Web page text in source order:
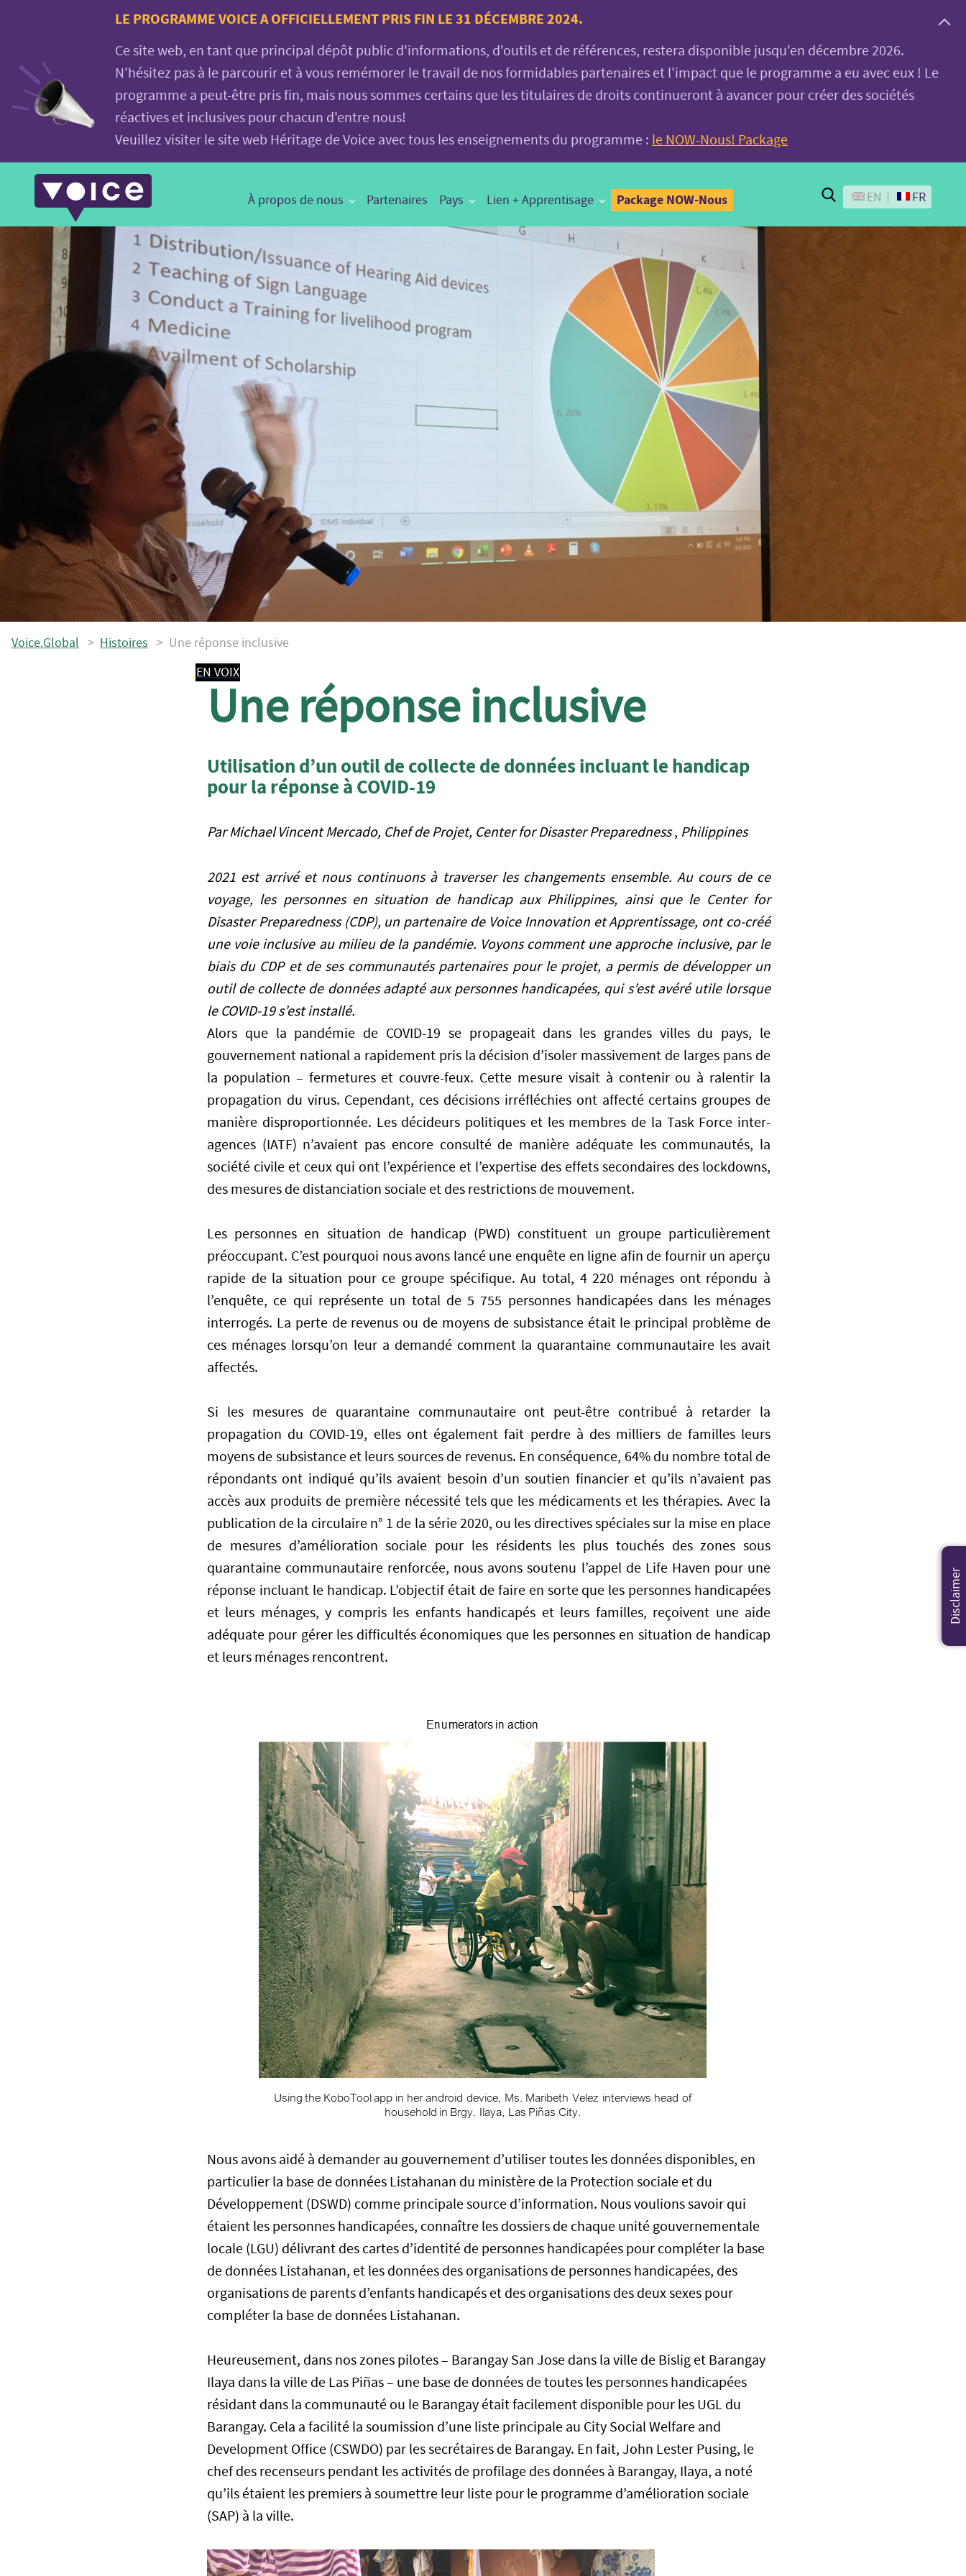
Voice.Global
website
LE PROGRAMME VOICE A OFFICIELLEMENT PRIS FIN LE 31 DÉCEMBRE 2024.
Ce site web, en tant que principal dépôt public d'informations, d'outils et de références, restera disponible jusqu'en décembre 2026.
N'hésitez pas à le parcourir et à vous remémorer le travail de nos formidables partenaires et l'impact que le programme a eu avec eux ! Le
programme a peut-être pris fin, mais nous sommes certains que les titulaires de droits continueront à avancer pour créer des sociétés
réactives et inclusives pour chacun d'entre nous!
Veuillez visiter le site web Héritage de Voice avec tous les enseignements du programme : le NOW-Nous! Package
Main
Navigation
À propos de nous Partenaires Pays Lien + Apprentisage Package NOW-Nous Search
EN FR
Voice.Global > Histoires > Une réponse inclusive
EN VOIX
Une réponse inclusive
Utilisation d’un outil de collecte de données incluant le handicap
pour la réponse à COVID-19
Par Michael Vincent Mercado, Chef de Projet, Center for Disaster Preparedness, Philippines
2021 est arrivé et nous continuons à traverser les changements ensemble. Au cours de ce
voyage, les personnes en situation de handicap aux Philippines, ainsi que le Center for
Disaster Preparedness (CDP), un partenaire de Voice Innovation et Apprentissage, ont co-créé
une voie inclusive au milieu de la pandémie. Voyons comment une approche inclusive, par le
biais du CDP et de ses communautés partenaires pour le projet, a permis de développer un
outil de collecte de données adapté aux personnes handicapées, qui s’est avéré utile lorsque
le COVID-19 s’est installé.
Alors que la pandémie de COVID-19 se propageait dans les grandes villes du pays, le
gouvernement national a rapidement pris la décision d’isoler massivement de larges pans de
la population – fermetures et couvre-feux. Cette mesure visait à contenir ou à ralentir la
propagation du virus. Cependant, ces décisions irréfléchies ont affecté certains groupes de
manière disproportionnée. Les décideurs politiques et les membres de la Task Force inter-
agences (IATF) n’avaient pas encore consulté de manière adéquate les communautés, la
société civile et ceux qui ont l’expérience et l’expertise des effets secondaires des lockdowns,
des mesures de distanciation sociale et des restrictions de mouvement.
Les personnes en situation de handicap (PWD) constituent un groupe particulièrement
préoccupant. C’est pourquoi nous avons lancé une enquête en ligne afin de fournir un aperçu
rapide de la situation pour ce groupe spécifique. Au total, 4 220 ménages ont répondu à
l’enquête, ce qui représente un total de 5 755 personnes handicapées dans les ménages
interrogés. La perte de revenus ou de moyens de subsistance était le principal problème de
ces ménages lorsqu’on leur a demandé comment la quarantaine communautaire les avait
affectés.
Si les mesures de quarantaine communautaire ont peut-être contribué à retarder la
propagation du COVID-19, elles ont également fait perdre à des milliers de familles leurs
moyens de subsistance et leurs sources de revenus. En conséquence, 64% du nombre total de
répondants ont indiqué qu’ils avaient besoin d’un soutien financier et qu’ils n’avaient pas
accès aux produits de première nécessité tels que les médicaments et les thérapies. Avec la
publication de la circulaire n° 1 de la série 2020, ou les directives spéciales sur la mise en place
de mesures d’amélioration sociale pour les résidents les plus touchés des zones sous
quarantaine communautaire renforcée, nous avons soutenu l’appel de Life Haven pour une
réponse incluant le handicap. L’objectif était de faire en sorte que les personnes handicapées
et leurs ménages, y compris les enfants handicapés et leurs familles, reçoivent une aide
adéquate pour gérer les difficultés économiques que les personnes en situation de handicap
et leurs ménages rencontrent.
Nous avons aidé à demander au gouvernement d’utiliser toutes les données disponibles, en
particulier la base de données Listahanan du ministère de la Protection sociale et du
Développement (DSWD) comme principale source d’information. Nous voulions savoir qui
étaient les personnes handicapées, connaître les dossiers de chaque unité gouvernementale
locale (LGU) délivrant des cartes d’identité de personnes handicapées pour compléter la base
de données Listahanan, et les données des organisations de personnes handicapées, des
organisations de parents d’enfants handicapés et des organisations des deux sexes pour
compléter la base de données Listahanan.
Heureusement, dans nos zones pilotes – Barangay San Jose dans la ville de Bislig et Barangay
Ilaya dans la ville de Las Piñas – une base de données de toutes les personnes handicapées
résidant dans la communauté ou le Barangay était facilement disponible pour les UGL du
Barangay. Cela a facilité la soumission d’une liste principale au City Social Welfare and
Development Office (CSWDO) par les secrétaires de Barangay. En fait, John Lester Pusing, le
chef des recenseurs pendant les activités de profilage des données à Barangay, Ilaya, a noté
qu’ils étaient les premiers à soumettre leur liste pour le programme d’amélioration sociale
(SAP) à la ville.
Disclaimer